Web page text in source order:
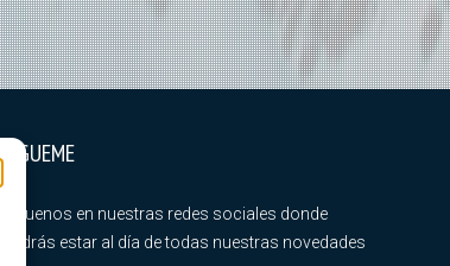
SÍGUEME
Síguenos en nuestras redes sociales donde
podrás estar al día de todas nuestras novedades